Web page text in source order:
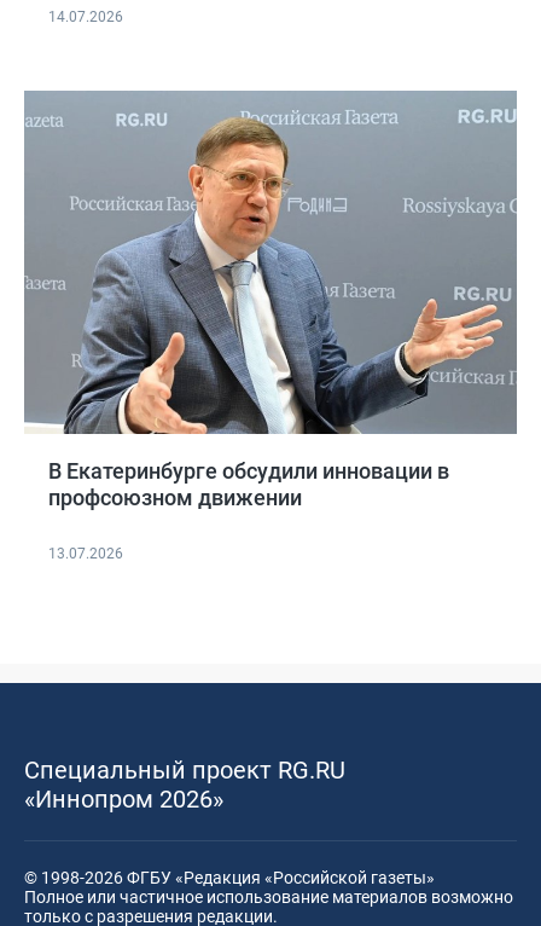
14.07.2026
В Екатеринбурге обсудили инновации в
профсоюзном движении
13.07.2026
Специальный проект RG.RU
«Иннопром 2026»
© 1998-2026 ФГБУ «Редакция «Российской газеты»
Полное или частичное использование материалов возможно
только с разрешения редакции.